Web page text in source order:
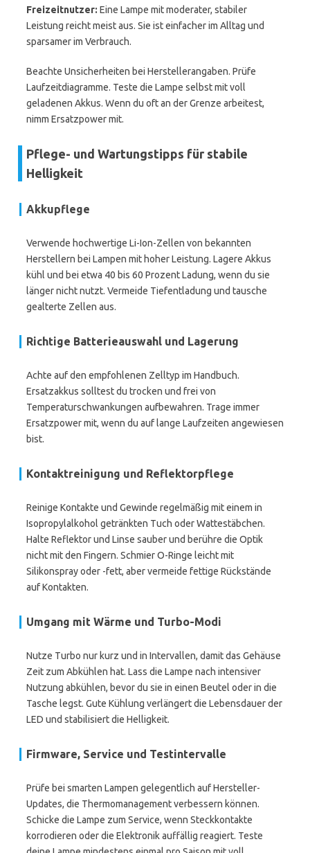
Freizeitnutzer: Eine Lampe mit moderater, stabiler
Leistung reicht meist aus. Sie ist einfacher im Alltag und
sparsamer im Verbrauch.
Beachte Unsicherheiten bei Herstellerangaben. Prüfe
Laufzeitdiagramme. Teste die Lampe selbst mit voll
geladenen Akkus. Wenn du oft an der Grenze arbeitest,
nimm Ersatzpower mit.
Pflege- und Wartungstipps für stabile
Helligkeit
Akkupflege
Verwende hochwertige Li-Ion-Zellen von bekannten
Herstellern bei Lampen mit hoher Leistung. Lagere Akkus
kühl und bei etwa 40 bis 60 Prozent Ladung, wenn du sie
länger nicht nutzt. Vermeide Tiefentladung und tausche
gealterte Zellen aus.
Richtige Batterieauswahl und Lagerung
Achte auf den empfohlenen Zelltyp im Handbuch.
Ersatzakkus solltest du trocken und frei von
Temperaturschwankungen aufbewahren. Trage immer
Ersatzpower mit, wenn du auf lange Laufzeiten angewiesen
bist.
Kontaktreinigung und Reflektorpflege
Reinige Kontakte und Gewinde regelmäßig mit einem in
Isopropylalkohol getränkten Tuch oder Wattestäbchen.
Halte Reflektor und Linse sauber und berühre die Optik
nicht mit den Fingern. Schmier O-Ringe leicht mit
Silikonspray oder -fett, aber vermeide fettige Rückstände
auf Kontakten.
Umgang mit Wärme und Turbo-Modi
Nutze Turbo nur kurz und in Intervallen, damit das Gehäuse
Zeit zum Abkühlen hat. Lass die Lampe nach intensiver
Nutzung abkühlen, bevor du sie in einen Beutel oder in die
Tasche legst. Gute Kühlung verlängert die Lebensdauer der
LED und stabilisiert die Helligkeit.
Firmware, Service und Testintervalle
Prüfe bei smarten Lampen gelegentlich auf Hersteller-
Updates, die Thermomanagement verbessern können.
Schicke die Lampe zum Service, wenn Steckkontakte
korrodieren oder die Elektronik auffällig reagiert. Teste